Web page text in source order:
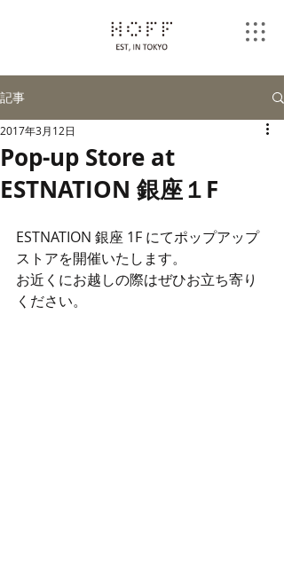
記事
Pop-up Store at
ESTNATION 銀座１F
2017年3月12日
ESTNATION 銀座 1F にてポップアップ
ストアを開催いたします。
お近くにお越しの際はぜひお立ち寄り
ください。